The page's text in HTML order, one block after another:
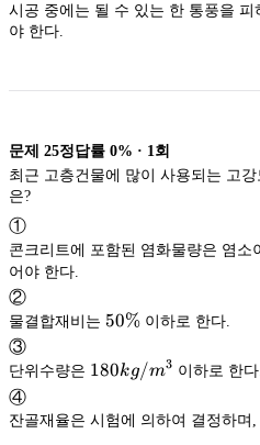
시공 중에는 될 수 있는 한 통풍을
야 한다.
문제 25정답률 0% · 1 회
최근 고층건물에 많이 사용되는 고
은?
①
콘크리트에 포함된 염화물량은 염소
어야 한다.
②
물결합재비는 50\%
50% 이하로 한다.
③
단위수량은 180kg/m^3
180kg/m3 이하로 한다.
④
잔골재율은 시험에 의하여 결정하며